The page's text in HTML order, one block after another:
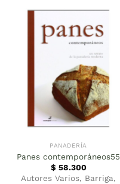
PANADERÍA
Panes contemporáneos55
$ 58.300
Autores Varios, Barriga,